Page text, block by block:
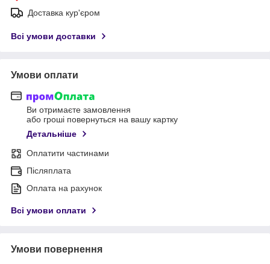
Доставка кур'єром
Всі умови доставки
Умови оплати
Ви отримаєте замовлення
або гроші повернуться на вашу картку
Детальніше
Оплатити частинами
Післяплата
Оплата на рахунок
Всі умови оплати
Умови повернення